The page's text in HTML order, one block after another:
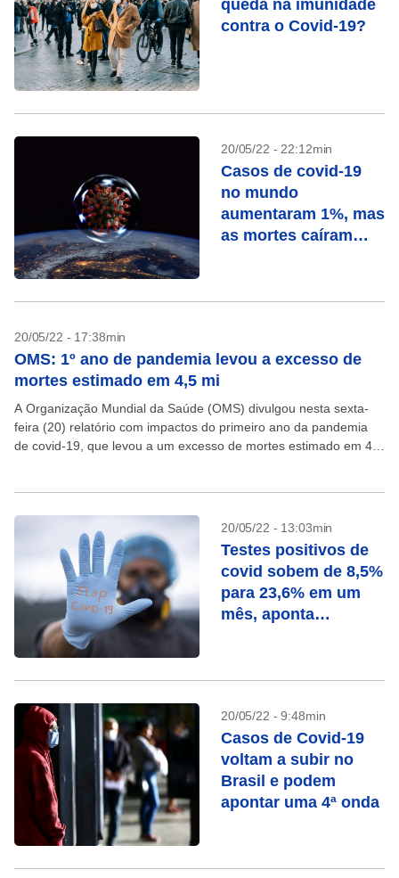
queda na imunidade
contra o Covid-19?
20/05/22 - 22:12min
Casos de covid-19
no mundo
aumentaram 1%, mas
as mortes caíram
20/05/22 - 17:38min
OMS: 1º ano de pandemia levou a excesso de
mortes estimado em 4,5 mi
A Organização Mundial da Saúde (OMS) divulgou nesta sexta-
feira (20) relatório com impactos do primeiro ano da pandemia
de covid-19, que levou a um excesso de mortes estimado em 4,5
20/05/22 - 13:03min
Testes positivos de
covid sobem de 8,5%
para 23,6% em um
mês, aponta
20/05/22 - 9:48min
Casos de Covid-19
voltam a subir no
Brasil e podem
apontar uma 4ª onda